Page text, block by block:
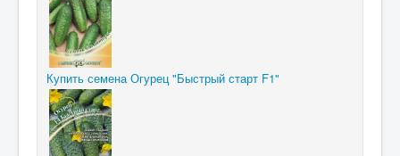
Купить семена Огурец "Быстрый старт F1"